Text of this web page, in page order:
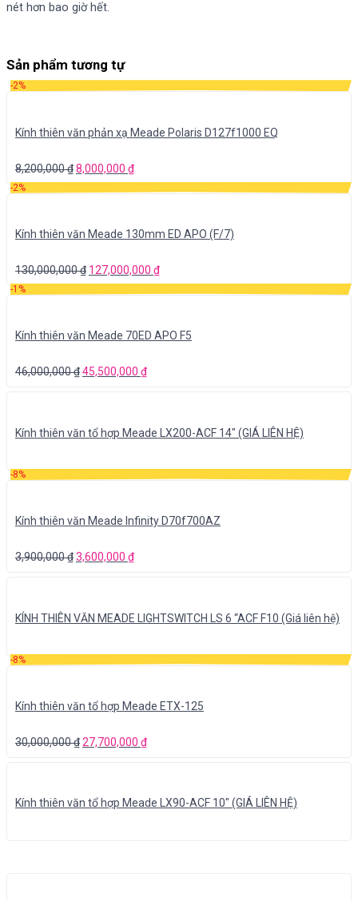
nét hơn bao giờ hết.
Sản phẩm tương tự
-2%
Kính thiên văn phản xạ Meade Polaris D127f1000 EQ
8,200,000₫8,000,000 ₫
-2%
Kính thiên văn Meade 130mm ED APO (F/7)
130,000,000₫ 127,000,000 ₫
-1%
Kính thiên văn Meade 70ED APO F5
46,000,000₫45,500,000 ₫
Kính thiên văn tổ hợp Meade LX200-ACF 14″ (GIÁ LIÊN HỆ)
-8%
Kính thiên văn Meade Infinity D70f700AZ
3,900,000₫3,600,000 ₫
KÍNH THIÊN VĂN MEADE LIGHTSWITCH LS 6 “ACF F10 (Giá liên hệ)
-8%
Kính thiên văn tổ hợp Meade ETX-125
30,000,000₫27,700,000 ₫
Kính thiên văn tổ hợp Meade LX90-ACF 10″ (GIÁ LIÊN HỆ)